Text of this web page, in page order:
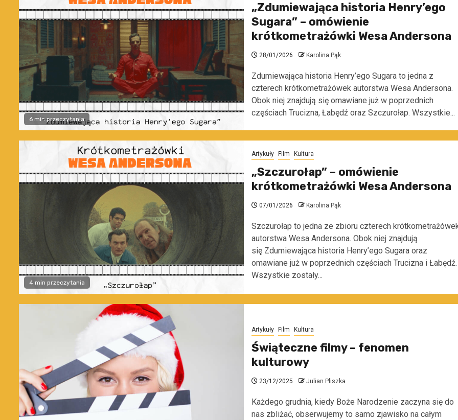
6 min przeczytania
„Zdumiewająca historia Henry’ego
Sugara” – omówienie
krótkometrażówki Wesa Andersona
28/01/2026 Karolina Pąk
Zdumiewająca historia Henry’ego Sugara to jedna z
czterech krótkometrażówek autorstwa Wesa Andersona.
Obok niej znajdują się omawiane już w poprzednich
częściach Trucizna, Łabędź oraz Szczurołap. Wszystkie...
4 min przeczytania
Artykuły Film Kultura
„Szczurołap” – omówienie
krótkometrażówki Wesa Andersona
07/01/2026 Karolina Pąk
Szczurołap to jedna ze zbioru czterech
autorstwa Wesa Andersona. Obok niej znajdują
się Zdumiewająca historia Henry’ego Sugara oraz
omawiane już w poprzednich częściach Trucizna i Łabędź.
Wszystkie zostały...
Artykuły Film Kultura
Świąteczne filmy – fenomen
kulturowy
23/12/2025 Julian Pliszka
Każdego​‍​‌‍​‍‌​‍​‌‍​‍‌ grudnia, kiedy Boże Narodzenie zaczyna się do
nas zbliżać, obserwujemy to samo zjawisko na całym